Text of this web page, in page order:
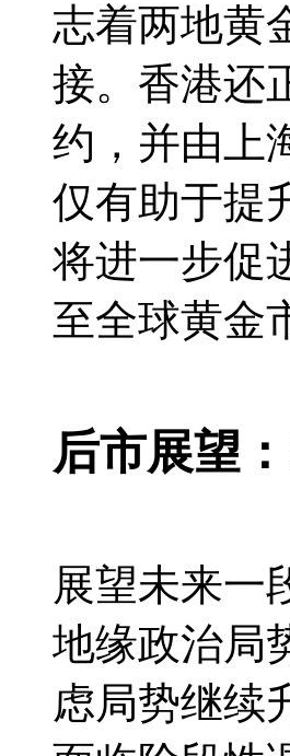
志着两地黄
接。香港还
约，并由上
仅有助于提
将进一步促
至全球黄金
后市展望
展望未来一
地缘政治局
虑局势继续